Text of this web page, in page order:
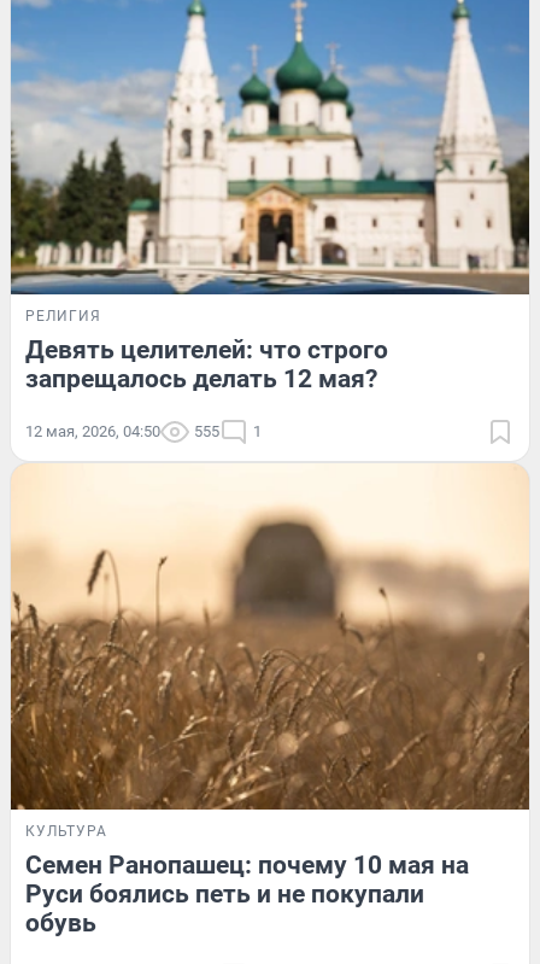
РЕЛИГИЯ
Девять целителей: что строго
запрещалось делать 12 мая?
12 мая, 2026, 04:50 555 1
КУЛЬТУРА
Семен Ранопашец: почему 10 мая на
Руси боялись петь и не покупали
обувь